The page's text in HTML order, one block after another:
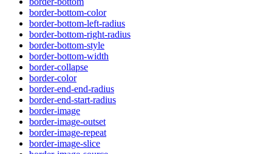
border-bottom-color
border-bottom-left-radius
border-bottom-right-radius
border-bottom-style
border-bottom-width
border-collapse
border-color
border-end-end-radius
border-end-start-radius
border-image
border-image-outset
border-image-repeat
border-image-slice